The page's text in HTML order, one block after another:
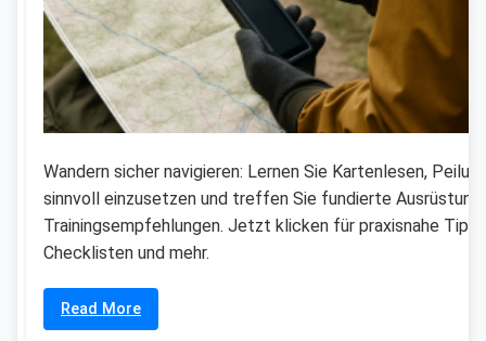
Wandern sicher navigieren: Lernen Sie Kartenlesen,
sinnvoll einzusetzen und treffen Sie fundierte
Trainingsempfehlungen. Jetzt klicken für praxisnahe
Checklisten und mehr.
Read More